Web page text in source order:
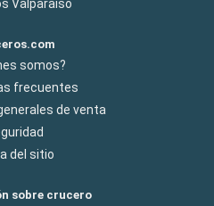
Valparaiso
somos?
frecuentes
de venta
del sitio
sobre crucero